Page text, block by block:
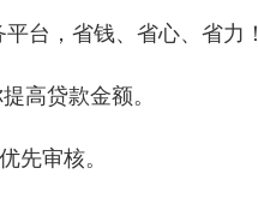
台，省钱、省心、省力！
高贷款金额。
先审核。